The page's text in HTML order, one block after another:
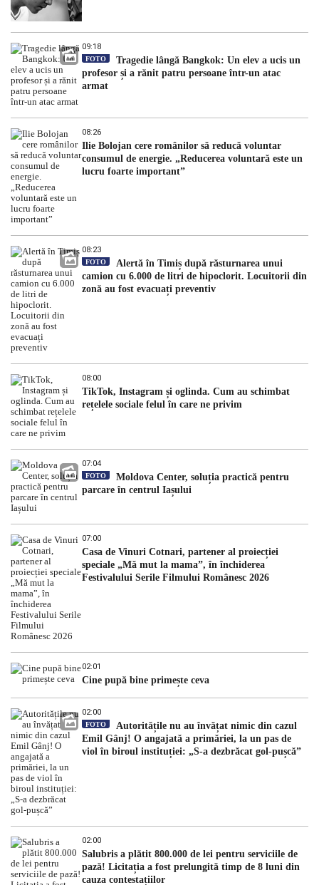
09:18
FOTO
Tragedie lângă Bangkok: Un elev a ucis un
profesor și a rănit patru persoane într-un atac
armat
08:26
Ilie Bolojan cere românilor să reducă voluntar
consumul de energie. „Reducerea voluntară este un
lucru foarte important”
08:23
FOTO
Alertă în Timiș după răsturnarea unui
camion cu 6.000 de litri de hipoclorit. Locuitorii din
zonă au fost evacuați preventiv
08:00
TikTok, Instagram și oglinda. Cum au schimbat
rețelele sociale felul în care ne privim
07:04
FOTO
Moldova Center, soluția practică pentru
parcare în centrul Iașului
07:00
Casa de Vinuri Cotnari, partener al proiecției
speciale „Mă mut la mama”, în închiderea
Festivalului Serile Filmului Românesc 2026
02:01
Cine pupă bine primește ceva
02:00
FOTO
Autoritățile nu au învățat nimic din cazul
Emil Gânj! O angajată a primăriei, la un pas de
viol în biroul instituției: „S-a dezbrăcat gol-pușcă”
02:00
Salubris a plătit 800.000 de lei pentru serviciile de
pază! Licitația a fost prelungită timp de 8 luni din
cauza contestațiilor